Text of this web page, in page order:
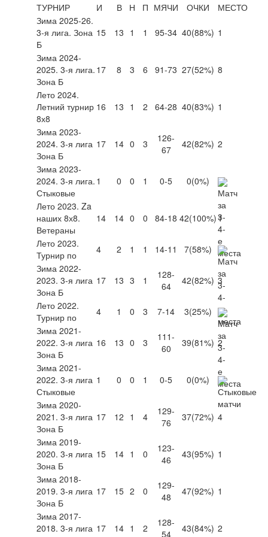
ТУРНИР
И В Н П МЯЧИ ОЧКИ
МЕСТО
Зима 2025-26.
3-я лига. Зона
Б
15 13 1 1 95-34 40(88%) 1
Зима 2024-
2025. 3-я лига.
Зона Б
17 8 3 6 91-73 27(52%) 8
Лето 2024.
Летний турнир
8х8
16 13 1 2 64-28 40(83%) 1
Зима 2023-
2024. 3-я лига
Зона Б
17 14 0 3
126-
67
42(82%) 2
Зима 2023-
2024. 3-я лига.
Стыковые
1 0 0 1 0-5 0(0%)
Лето 2023. Za
наших 8х8.
Ветераны
14 14 0 0 84-18 42(100%)1
Лето 2023.
Турнир по
4 2 1 1 14-11 7(58%)
Зима 2022-
2023. 3-я лига
Зона Б
17 13 3 1
128-
64
42(82%) 3
Лето 2022.
Турнир по
4 1 0 3 7-14 3(25%)
Зима 2021-
2022. 3-я лига
Зона Б
16 13 0 3
111-
60
39(81%) 2
Зима 2021-
2022. 3-я лига
Стыковые
1 0 0 1 0-5 0(0%)
Зима 2020-
2021. 3-я лига
Зона Б
17 12 1 4
129-
76
37(72%) 4
Зима 2019-
2020. 3-я лига
Зона Б
15 14 1 0
123-
46
43(95%) 1
Зима 2018-
2019. 3-я лига
Зона Б
17 15 2 0
129-
48
47(92%) 1
Зима 2017-
2018. 3-я лига 17 14 1 2
128-
54
43(84%) 2